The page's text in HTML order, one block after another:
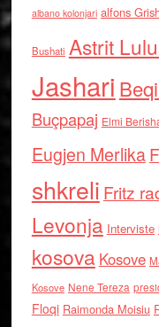
albano kolonjari alfons
Bushati Astrit
Jashari
Buçpapaj Elmi
Eugjen Merlika
shkreli Fritz
Levonja Interviste
kosova Kosove
Kosove Nene Tereza
Floqi Raimonda Moisiu